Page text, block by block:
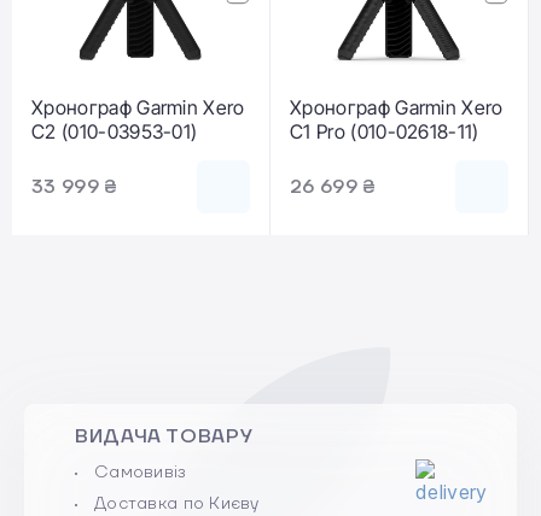
Хронограф Garmin Xero
C2 (010-03953-01)
33 999 ₴
Хронограф Garmin Xero
C1 Pro (010-02618-11)
26 699 ₴
ВИДАЧА ТОВАРУ
Самовивіз
Доставка по Києву